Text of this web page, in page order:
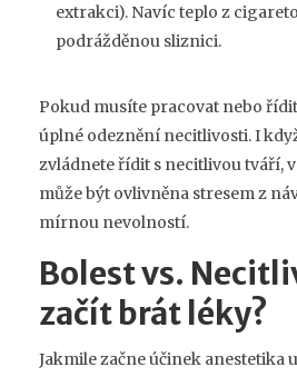
extrakci). Navíc teplo z
podrážděnou sliznici.
Pokud musíte pracovat nebo
úplné odeznění necitlivosti. I
zvládnete řídit s necitlivou tváří,
může být ovlivněna stresem z
mírnou nevolností.
Bolest vs.
začít brát léky?
Jakmile začne účinek anestetika